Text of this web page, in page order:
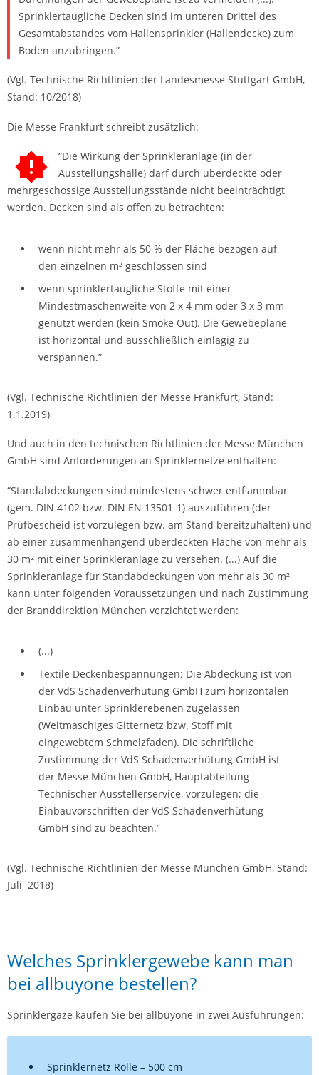
Sprinklertaugliche Decken sind im unteren Drittel des
Gesamtabstandes vom Hallensprinkler (Hallendecke) zum
Boden anzubringen.”
(Vgl. Technische Richtlinien der Landesmesse Stuttgart GmbH,
Stand: 10/2018)
Die Messe Frankfurt schreibt zusätzlich:
“Die Wirkung der Sprinkleranlage (in der
Ausstellungshalle) darf durch überdeckte oder
mehrgeschossige Ausstellungsstände nicht beeinträchtigt
werden. Decken sind als offen zu betrachten:
wenn nicht mehr als 50 % der Fläche bezogen auf
den einzelnen m² geschlossen sind
wenn sprinklertaugliche Stoffe mit einer
Mindestmaschenweite von 2 x 4 mm oder 3 x 3 mm
genutzt werden (kein Smoke Out). Die Gewebeplane
ist horizontal und ausschließlich einlagig zu
verspannen.”
(Vgl. Technische Richtlinien der Messe Frankfurt, Stand:
1.1.2019)
Und auch in den technischen Richtlinien der Messe München
GmbH sind Anforderungen an Sprinklernetze enthalten:
“Standabdeckungen sind mindestens schwer entflammbar
(gem. DIN 4102 bzw. DIN EN 13501-1) auszuführen (der
Prüfbescheid ist vorzulegen bzw. am Stand bereitzuhalten) und
ab einer zusammenhängend überdeckten Fläche von mehr als
30 m² mit einer Sprinkleranlage zu versehen. (...) Auf die
Sprinkleranlage für Standabdeckungen von mehr als 30 m²
kann unter folgenden Voraussetzungen und nach Zustimmung
der Branddirektion München verzichtet werden:
(...)
Textile Deckenbespannungen: Die Abdeckung ist von
der VdS Schadenverhütung GmbH zum horizontalen
Einbau unter Sprinklerebenen zugelassen
(Weitmaschiges Gitternetz bzw. Stoff mit
eingewebtem Schmelzfaden). Die schriftliche
Zustimmung der VdS Schadenverhütung GmbH ist
der Messe München GmbH, Hauptabteilung
Technischer Ausstellerservice, vorzulegen; die
Einbauvorschriften der VdS Schadenverhütung
GmbH sind zu beachten.”
(Vgl. Technische Richtlinien der Messe München GmbH, Stand:
Juli 2018)
Welches Sprinklergewebe kann man
bei allbuyone bestellen?
Sprinklergaze kaufen Sie bei allbuyone in zwei Ausführungen:
Sprinklernetz Rolle – 500 cm